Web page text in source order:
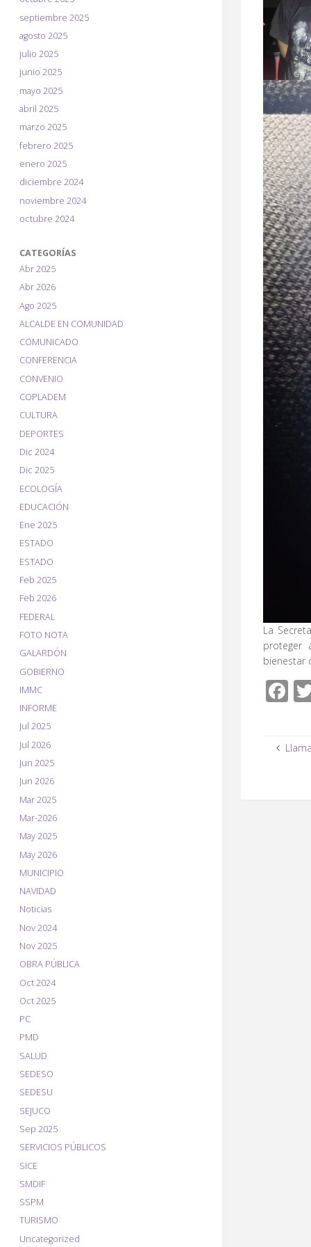
La
proteger
bienestar
F
b
septiembre 2025
agosto 2025
julio 2025
junio 2025
mayo 2025
abril 2025
marzo 2025
febrero 2025
enero 2025
diciembre 2024
noviembre 2024
octubre 2024
CATEGORÍAS
Abr 2025
Abr 2026
Ago 2025
ALCALDE EN COMUNIDAD
COMUNICADO
CONFERENCIA
CONVENIO
COPLADEM
CULTURA
DEPORTES
Dic 2024
Dic 2025
ECOLOGÍA
EDUCACIÓN
Ene 2025
ESTADO
ESTADO
Feb 2025
Feb 2026
FEDERAL
FOTO NOTA
GALARDÓN
GOBIERNO
IMMC
INFORME
Jul 2025
Jul 2026
Jun 2025
Jun 2026
Mar 2025
Mar-2026
May 2025
May 2026
MUNICIPIO
NAVIDAD
Noticias
Nov 2024
Nov 2025
OBRA PÚBLICA
Oct 2024
Oct 2025
PC
PMD
SALUD
SEDESO
SEDESU
SEJUCO
Sep 2025
SERVICIOS PÚBLICOS
SICE
SMDIF
SSPM
TURISMO
Uncategorized